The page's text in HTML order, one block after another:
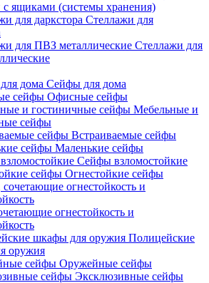
ящиками (системы хранения)
Стеллажи для
Стеллажи для
Сейфы для дома
Офисные сейфы
Мебельные и
сейфы
Встраиваемые сейфы
Маленькие сейфы
Сейфы взломостойкие
Огнестойкие сейфы
огнестойкость и
Полицейские
оружия
Оружейные сейфы
Эксклюзивные сейфы